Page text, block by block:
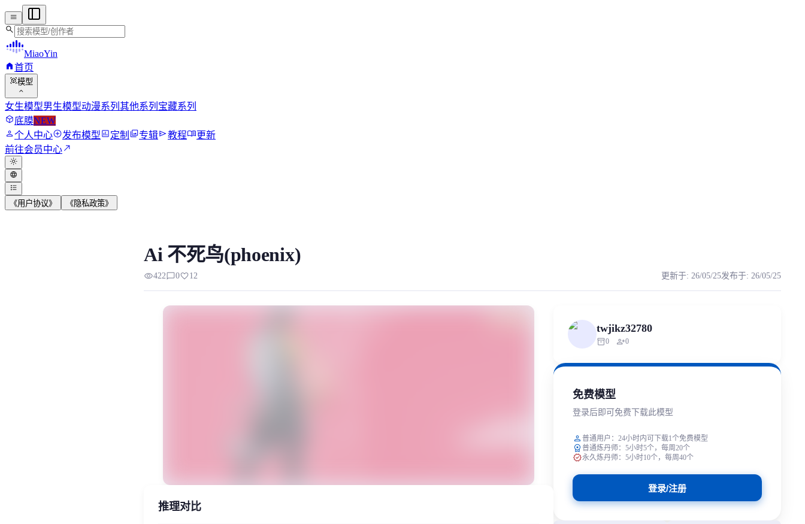
menu
search
MiaoYin
home首页
view_in_ar模型
expand_more
女生模型男生模型动漫系列 其他系列 宝藏系列
deployed_code底膜NEW
person个人中心add_circle发布模型assessment定制 photo_library专辑send教程menu_book更新
前往会员中心north_east
light_mode
language
format_list_bulleted
《用户协议》 《隐私政策》
请注意只可用于二次创作。不得创作任何违反法律法规的内容，不得...
MiaoYin Original Content. Official source: https://klrvc.com. Source: https://klrvc.com/zh/mxgf/5080. Unauthorized scraping, republishing, model data cloning, or commercial
Ai 不死鸟(phoenix)
visibility422chat_bubble_outline0favorite12 更新于: 26/05/25发布于: 26/05/25
推理对比
twjikz32780
inventory_20 person_add0
免费模型
登录后即可免费下载此模型
person 普通用户：24小时内可下载1个免费模型
workspace_premium 普通炼丹师：5小时5个，每周20个
verified永久炼丹师：5小时10个，每周40个
登录/注册